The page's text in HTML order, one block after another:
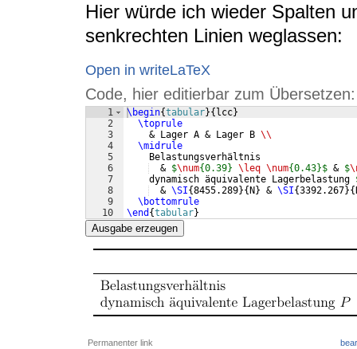
Hier würde ich wieder Spalten
senkrechten Linien weglassen:
Open in writeLaTeX
Code, hier editierbar zum Übersetzen:
1
2
3
4
5
6
7
8
9
10
\begin{tabular}{ lcc}
\toprule
    & Lager A & Lager B
\\
\midrule
    Belastungsverhältnis
  &
$\num{0.39} \leq \num{0.43}$ & $
    dynamisch äquivalente Lagerbelastung
  &
\SI{8455.289}{ N } & \SI{3392.267}{
\bottomrule
\end {tabular}
Ausgabe erzeugen
Permanenter link